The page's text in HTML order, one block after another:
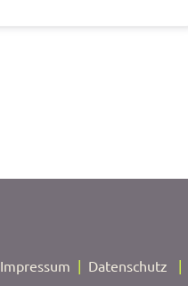
Impressum | Datenschutz |